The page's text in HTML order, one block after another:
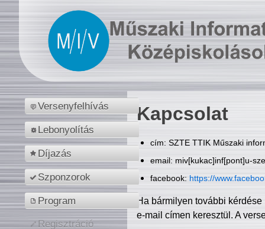
Versenyfelhívás
Lebonyolítás
Díjazás
Szponzorok
Program
Regisztráció
Kapcsolat
cím: SZTE TTIK Műszaki
email: miv[kukac]inf[pont]u-
facebook: https://
Ha bármilyen további
e-mail címen keresztül. A